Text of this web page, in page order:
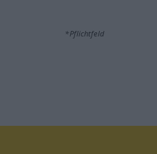
*Pflichtfeld